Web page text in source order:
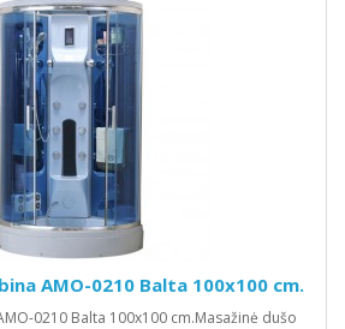
AMO-0210 Balta 100x100 cm.
0210 Balta 100x100 cm.Masažinė dušo